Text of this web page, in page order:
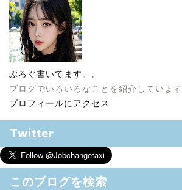
ぶろぐ書いてます。。
ブログでいろいろなことを紹介しています
プロフィールにアクセス
Twitter
このブログを検索